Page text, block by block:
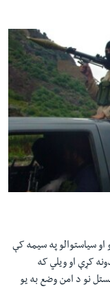
او سياستوالو په سيمه کې
کړې او ويلي که
نو د امن وضع به يو